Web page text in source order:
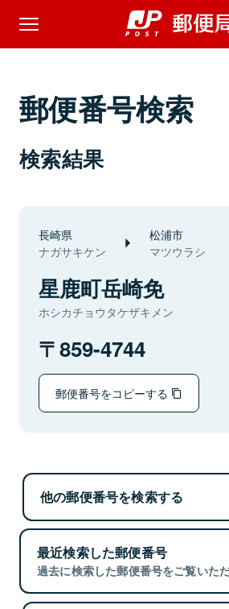
郵便番号検索
検索結果
長崎県
ナガサキケン
松浦市
マツウラシ
星鹿町岳崎免
ホシカチョウタケザキメン
859-4744
郵便番号をコピーする
他の郵便番号を検索する
最近検索した郵便番号
過去に検索した郵便番号をご覧いただ